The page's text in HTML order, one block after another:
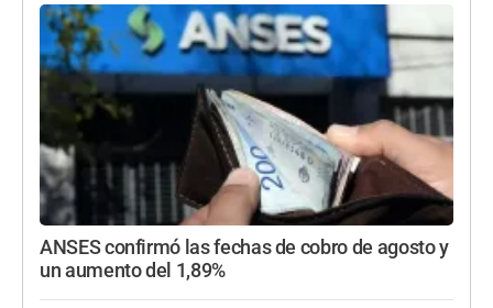
ANSES confirmó las fechas de cobro de agosto y
un aumento del 1,89%